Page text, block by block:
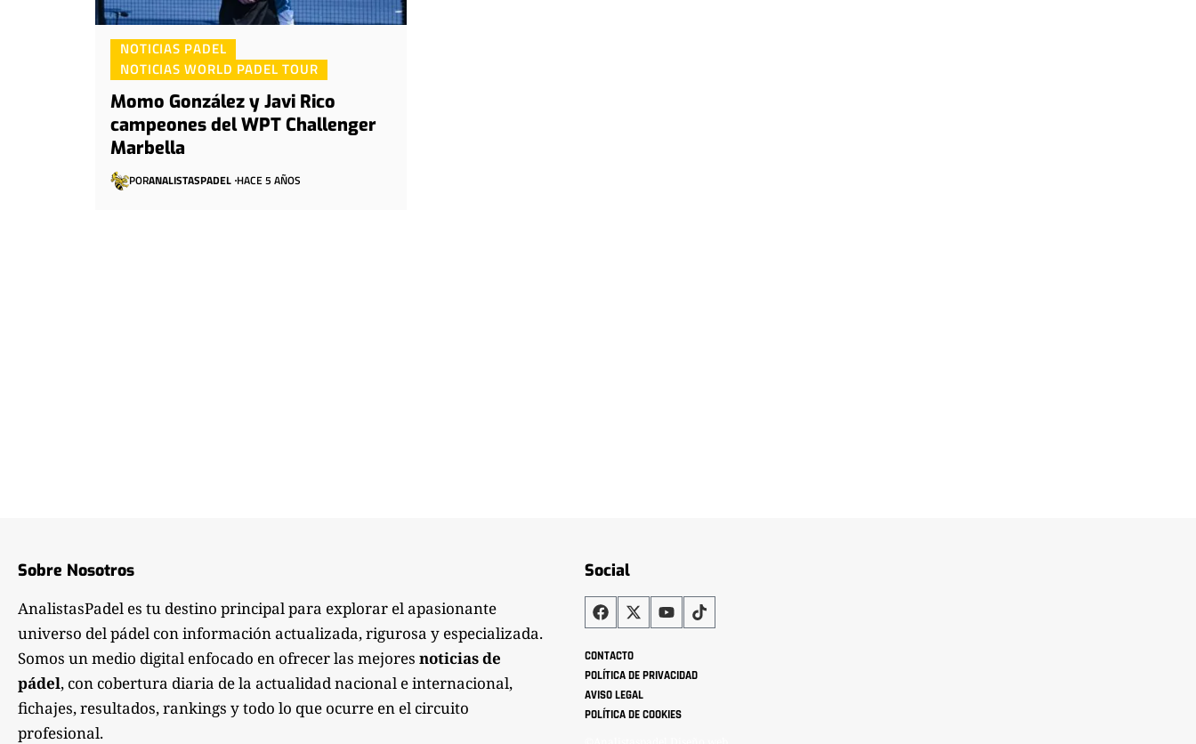
NOTICIAS PADEL
NOTICIAS WORLD PADEL TOUR
Momo González y Javi Rico
campeones del WPT Challenger
Marbella
PORANALISTASPADEL HACE 5 AÑOS
Sobre Nosotros
AnalistasPadel es tu destino principal para explorar el apasionante
universo del pádel con información actualizada, rigurosa y especializada.
Somos un medio digital enfocado en ofrecer las mejores noticias de
pádel, con cobertura diaria de la actualidad nacional e internacional,
fichajes, resultados, rankings y todo lo que ocurre en el circuito
profesional.
Social
CONTACTO
POLÍTICA DE PRIVACIDAD
AVISO LEGAL
POLÍTICA DE COOKIES